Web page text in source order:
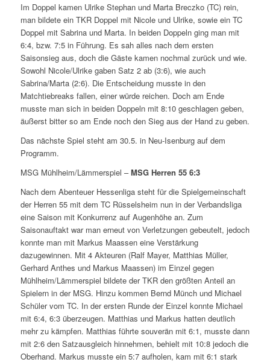
Im Doppel kamen Ulrike Stephan und Marta Breczko (TC) rein,
man bildete ein TKR Doppel mit Nicole und Ulrike, sowie ein TC
Doppel mit Sabrina und Marta. In beiden Doppeln ging man mit
6:4, bzw. 7:5 in Führung. Es sah alles nach dem ersten
Saisonsieg aus, doch die Gäste kamen nochmal zurück und wie.
Sowohl Nicole/Ulrike gaben Satz 2 ab (3:6), wie auch
Sabrina/Marta (2:6). Die Entscheidung musste in den
Matchtiebreaks fallen, einer würde reichen. Doch am Ende
musste man sich in beiden Doppeln mit 8:10 geschlagen geben,
äußerst bitter so am Ende noch den Sieg aus der Hand zu geben.
Das nächste Spiel steht am 30.5. in Neu-Isenburg auf dem
Programm.
MSG Mühlheim/Lämmerspiel –MSG Herren 55 6:3
Nach dem Abenteuer Hessenliga steht für die Spielgemeinschaft
der Herren 55 mit dem TC Rüsselsheim nun in der Verbandsliga
eine Saison mit Konkurrenz auf Augenhöhe an. Zum
Saisonauftakt war man erneut von Verletzungen gebeutelt, jedoch
konnte man mit Markus Maassen eine Verstärkung
dazugewinnen. Mit 4 Akteuren (Ralf Mayer, Matthias Müller,
Gerhard Anthes und Markus Maassen) im Einzel gegen
Mühlheim/Lämmerspiel bildete der TKR den größten Anteil an
Spielern in der MSG. Hinzu kommen Bernd Münch und Michael
Schüler vom TC. In der ersten Runde der Einzel konnte Michael
mit 6:4, 6:3 überzeugen. Matthias und Markus hatten deutlich
mehr zu kämpfen. Matthias führte souverän mit 6:1, musste dann
mit 2:6 den Satzausgleich hinnehmen, behielt mit 10:8 jedoch die
Oberhand. Markus musste ein 5:7 aufholen, kam mit 6:1 stark